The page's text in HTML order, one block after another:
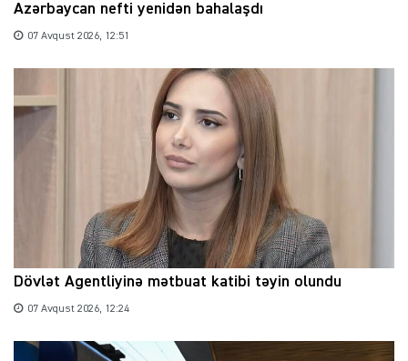
Azərbaycan nefti yenidən bahalaşdı
07 Avqust 2026, 12:51
Dövlət Agentliyinə mətbuat katibi təyin olundu
07 Avqust 2026, 12:24